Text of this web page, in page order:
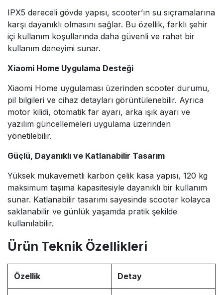
IPX5 dereceli gövde yapısı, scooter’ın su sıçramalarına
karşı dayanıklı olmasını sağlar. Bu özellik, farklı şehir
içi kullanım koşullarında daha güvenli ve rahat bir
kullanım deneyimi sunar.
Xiaomi Home Uygulama Desteği
Xiaomi Home uygulaması üzerinden scooter durumu,
pil bilgileri ve cihaz detayları görüntülenebilir. Ayrıca
motor kilidi, otomatik far ayarı, arka ışık ayarı ve
yazılım güncellemeleri uygulama üzerinden
yönetilebilir.
Güçlü, Dayanıklı ve Katlanabilir Tasarım
Yüksek mukavemetli karbon çelik kasa yapısı, 120 kg
maksimum taşıma kapasitesiyle dayanıklı bir kullanım
sunar. Katlanabilir tasarımı sayesinde scooter kolayca
saklanabilir ve günlük yaşamda pratik şekilde
kullanılabilir.
Ürün Teknik Özellikleri
Özellik Detay